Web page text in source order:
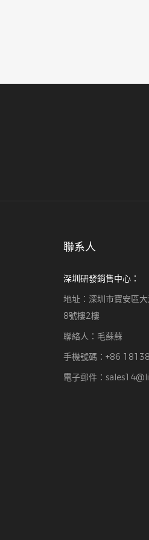
聯系人
深圳研發銷售中心：
地址：深圳市寶安區
8號樓2樓
聯絡人：毛蘇蘇
手機號碼：+86
電子郵件：